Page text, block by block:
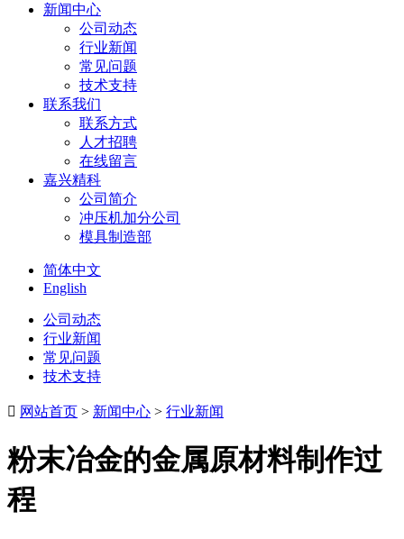
新闻中心
公司动态
行业新闻
常见问题
技术支持
联系我们
联系方式
人才招聘
在线留言
嘉兴精科
公司简介
冲压机加分公司
模具制造部
简体中文
English
公司动态
行业新闻
常见问题
技术支持
 网站首页 > 新闻中心 > 行业新闻
粉末冶金的金属原材料制作过
程